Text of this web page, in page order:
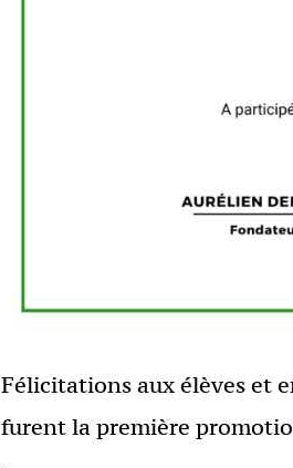
Félicitations aux élèves et
furent la première